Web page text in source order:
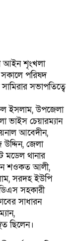
আইন শৃংখলা
পরিষদ
সভাপতিত্বে
ইসলাম, উপজেলা
ভাইস চেয়ারম্যান
আবেদীন,
জেলা
মডেল থানার
শওকত আলী,
সরদহ ইউপি
সহকারী
সাধারন
ছিলেন।